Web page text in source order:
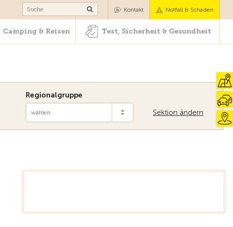
Camping & Reisen Test, Sicherheit & Gesundheit
Kontakt Notfall & Schaden
Camping & Reisen Test, Sicherheit & Gesundheit
Sektion ändern
Regionalgruppe
wählen